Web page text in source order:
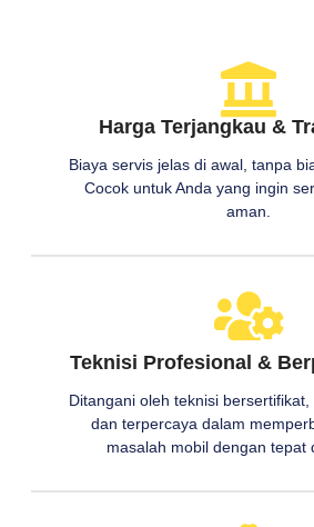
Harga Terjangkau &
Biaya servis jelas di awal, tanpa
Cocok untuk Anda yang ingin
aman.
Teknisi Profesional &
Ditangani oleh teknisi
dan terpercaya dalam
masalah mobil dengan tepat